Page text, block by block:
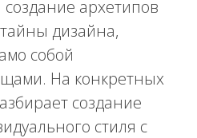
архетипов
дизайна,
собой
На конкретных
создание
стиля с